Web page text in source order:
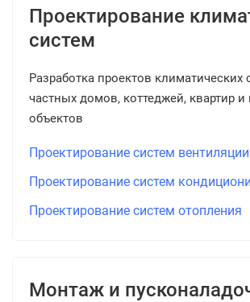
Проектирование
систем
Разработка проектов климатических
частных домов, коттеджей, квартир
объектов
Проектирование систем вентиляции
Проектирование систем
Проектирование систем отопления
Монтаж и